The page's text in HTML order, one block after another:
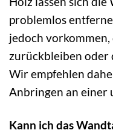
problemlos
jedoch
zurückbleiben oder
Wir empfehlen
Anbringen an einer
Kann ich das